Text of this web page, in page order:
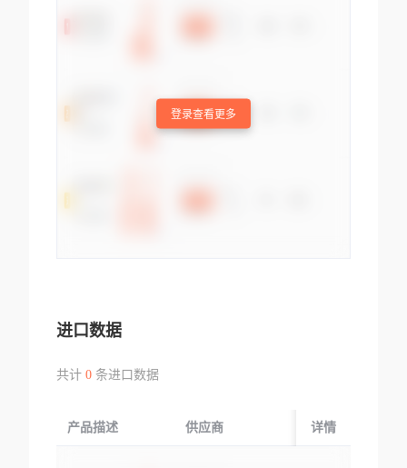
登录查看更多
进口数据
共计 0条进口数据
产品描述 供应商 起运国/地区
详情